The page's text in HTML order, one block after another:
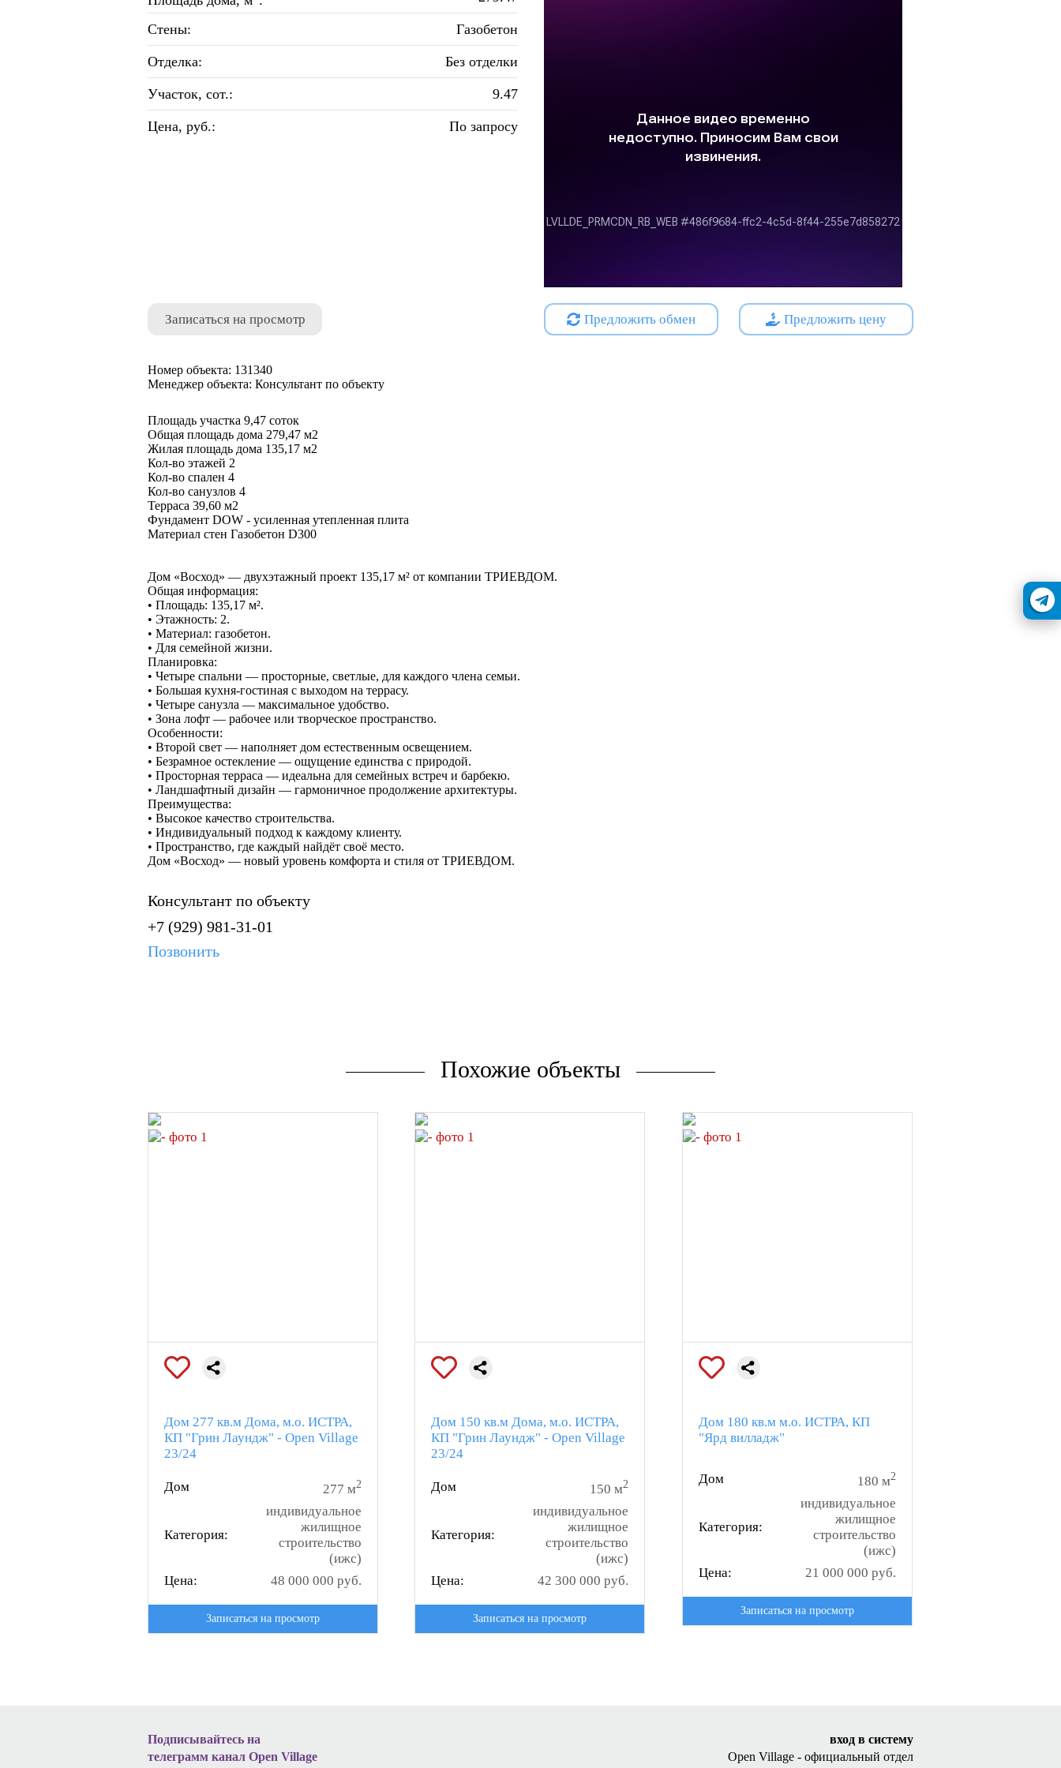
Стены: Газобетон
Отделка: Без отделки
Участок, сот.: 9.47
Цена, руб.: По запросу
Записаться на просмотр Предложить обмен Предложить цену
Номер объекта: 131340
Менеджер объекта: Консультант по объекту
Площадь участка 9,47 соток
Общая площадь дома 279,47 м2
Жилая площадь дома 135,17 м2
Кол-во этажей 2
Кол-во спален 4
Кол-во санузлов 4
Терраса 39,60 м2
Фундамент DOW - усиленная утепленная плита
Материал стен Газобетон D300
Дом «Восход» — двухэтажный проект 135,17 м² от компании ТРИЕВДОМ.
Общая информация:
• Площадь: 135,17 м².
• Этажность: 2.
• Материал: газобетон.
• Для семейной жизни.
Планировка:
• Четыре спальни — просторные, светлые, для каждого члена семьи.
• Большая кухня-гостиная с выходом на террасу.
• Четыре санузла — максимальное удобство.
• Зона лофт — рабочее или творческое пространство.
Особенности:
• Второй свет — наполняет дом естественным освещением.
• Безрамное остекление — ощущение единства с природой.
• Просторная терраса — идеальна для семейных встреч и барбекю.
• Ландшафтный дизайн — гармоничное продолжение архитектуры.
Преимущества:
• Высокое качество строительства.
• Индивидуальный подход к каждому клиенту.
• Пространство, где каждый найдёт своё место.
Дом «Восход» — новый уровень комфорта и стиля от ТРИЕВДОМ.
Консультант по объекту
+7 (929) 981-31-01
Позвонить
Похожие объекты
Дом 277 кв.м Дома, м.о. ИСТРА,
КП "Грин Лаундж" - Open Village
23/24
Дом 277 м2
Категория:
индивидуальное
жилищное
строительство
(ижс)
Цена:
48 000 000 руб.
Записаться на просмотр
Дом 150 кв.м Дома, м.о. ИСТРА,
КП "Грин Лаундж" - Open Village
23/24
Дом 150 м2
Категория:
индивидуальное
жилищное
строительство
(ижс)
Цена:
42 300 000 руб.
Записаться на просмотр
Дом 180 кв.м м.о. ИСТРА, КП
"Ярд вилладж"
Дом 180 м2
Категория:
индивидуальное
жилищное
строительство
(ижс)
Цена:
21 000 000 руб.
Записаться на просмотр
Подписывайтесь на
телеграмм канал Open Village
вход в систему
Open Village - официальный отдел